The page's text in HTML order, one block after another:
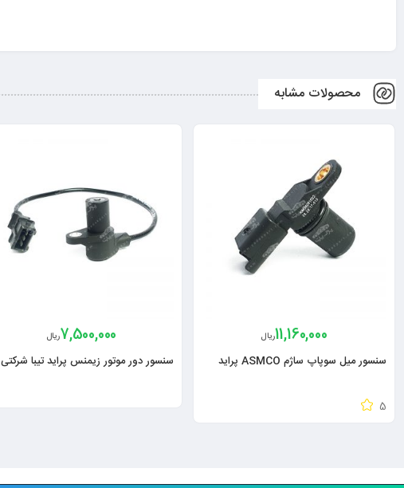
محصولات مشابه
11,160,000ریال
سنسور میل سوپاپ ساژم ASMCO پراید
5
7,500,000ریال
سنسور دور موتور زیمنس پراید تیبا شرکتی